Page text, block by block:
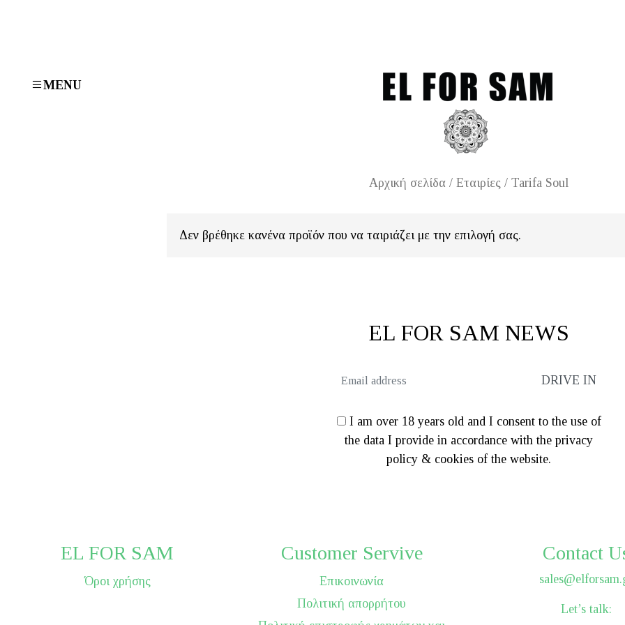
MENU
Αρχική σελίδα / Εταιρίες / Tarifa Soul
Δεν βρέθηκε κανένα προϊόν που να ταιριάζει με την επιλογή σας.
EL FOR SAM NEWS
I am over 18 years old and I consent to the use of
the data I provide in accordance with the privacy
policy & cookies of the website.
EL FOR SAM
Όροι χρήσης
Customer Servive
Επικοινωνία
Πολιτική απορρήτου
Contact
Let’s talk: